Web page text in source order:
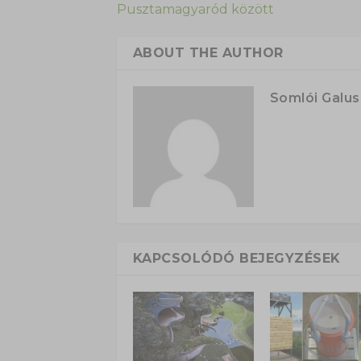
Pusztamagyaród között
ABOUT THE AUTHOR
Somlói
KAPCSOLÓDÓ BEJEGYZÉSEK